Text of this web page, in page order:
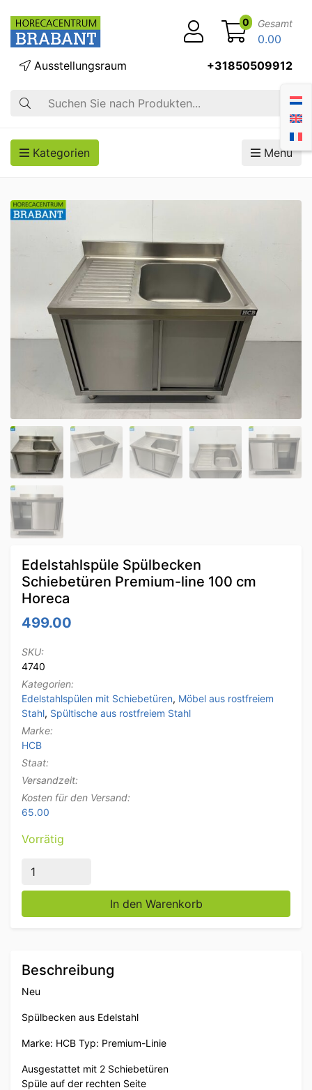
Suche
Ausstellungsraum +31850509912
0 Gesamt
0.00
Kategorien Menü
Edelstahlspüle Spülbecken
Schiebetüren Premium-line 100 cm
Horeca
499.00
SKU:
4740
Kategorien:
Edelstahlspülen mit Schiebetüren, Möbel aus rostfreiem
Stahl, Spültische aus rostfreiem Stahl
Marke:
HCB
Staat:
Versandzeit:
Kosten für den Versand:
65.00
Vorrätig
Edelstahlspüle Spülbecken Schiebetüren Premium-
In den Warenkorb
Beschreibung
Neu
Spülbecken aus Edelstahl
Marke: HCB Typ: Premium-Linie
Ausgestattet mit 2 Schiebetüren
Spüle auf der rechten Seite